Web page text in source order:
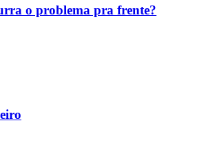
o problema pra frente?